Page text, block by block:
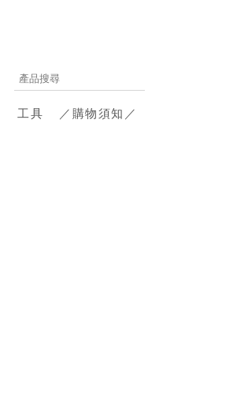
工具 ／購物須知／